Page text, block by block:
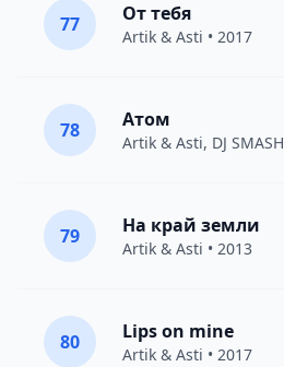
77 От тебя
Artik & Asti • 2017
78 Атом
Artik & Asti, DJ SMASH
79 На край земли
Artik & Asti • 2013
80 Lips on mine
Artik & Asti • 2017